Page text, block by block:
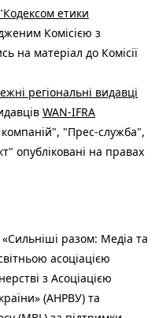
"Кодексом етики
Комісією з
на матеріал до Комісії
регіональні видавці
WAN-IFRA
"Прес-служба",
опубліковані на правах
разом: Медіа та
асоціацією
з Асоціацією
(АНРВУ) та